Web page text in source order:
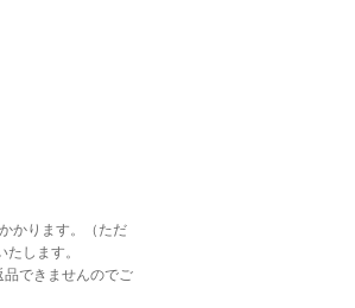
かります。（ただ
します。
できませんのでご